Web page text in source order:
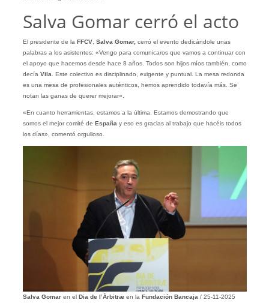
Salva Gomar cerró el acto
El presidente de la FFCV, Salva Gomar, cerró el evento dedicándole unas
palabras a los asistentes: «Vengo para comunicaros que vamos a continuar con
el apoyo que hacemos desde hace 8 años. Todos son hijos míos también, como
decía Vila . Este colectivo es disciplinado, exigente y puntual. La mesa redonda
es una mesa de profesionales auténticos, hemos aprendido todavía más. Se
notan las ganas de querer mejorar».
«En cuanto herramientas, estamos a la última. Estamos demostrando que
somos el mejor comité de España y eso es gracias al trabajo que hacéis todos
los días», comentó orgulloso.
Salva Gomaren elDia de l’Àrbitræen la Fundación Bancaja / 25-11-2025